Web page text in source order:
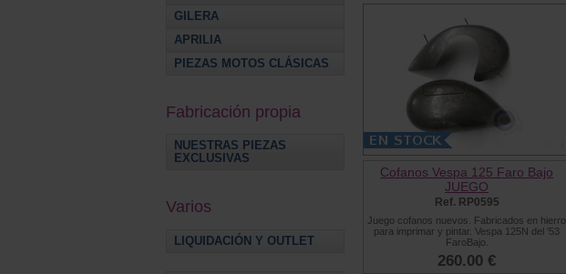
GILERA
APRILIA
PIEZAS MOTOS CLÁSICAS
Fabricación propia
NUESTRAS PIEZAS
EXCLUSIVAS
Varios
LIQUIDACIÓN Y OUTLET
Cofanos Vespa 125 Faro Bajo
JUEGO
Ref. RP0595
Juego cofanos nuevos. Fabricados en hierro
para imprimar y pintar. Vespa 125N del '53
FaroBajo.
260.00 €